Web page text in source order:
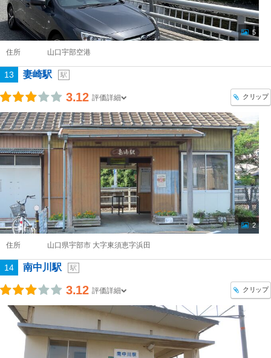
5
住所 山口宇部空港
13 妻崎駅 駅
3.12 評価詳細 クリップ
2
住所 山口県宇部市 大字東須恵字浜田
14 南中川駅 駅
3.12 評価詳細 クリップ